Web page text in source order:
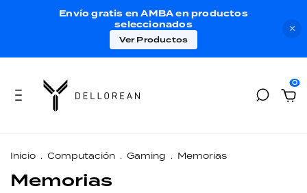
×
Envío gratis en AMBA en productos
seleccionados
Ver Productos
0
Inicio . Computación . Gaming . Memorias
Memorias